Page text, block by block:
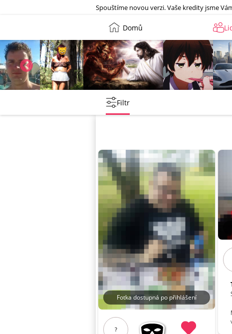
Spouštíme novou verzi. Vaše kredity jsme
Domů
lebkoun198
Filtr
Fotka dostupná po přihlášení
?